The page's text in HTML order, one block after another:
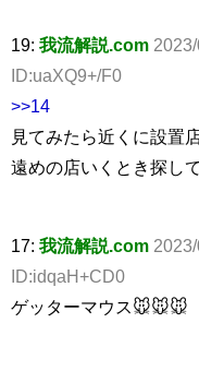
19: 我流解説.com
ID:uaXQ9+/F0
>>14
見てみたら近くに設置
遠めの店いくとき探し
17: 我流解説.com
ID:idqaH+CD0
ゲッターマウス🐭🐭🐭